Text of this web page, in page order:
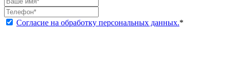
Согласие на обработку персональных данных.*